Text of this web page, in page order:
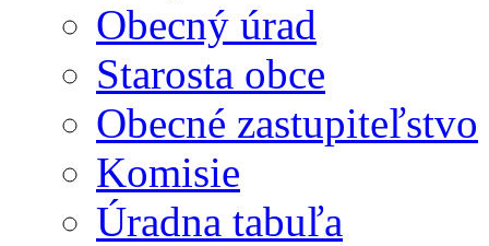
Obecný úrad
Starosta obce
Obecné zastupiteľstvo
Komisie
Úradna tabuľa